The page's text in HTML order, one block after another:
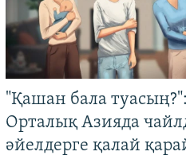
"Қашан бала туасың?":
Орталық Азияда
әйелдерге қалай